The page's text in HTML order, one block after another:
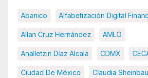
Abanico Alfabetización Digital
Allan Cruz Hernández AMLO
Analletzin Díaz Alcalá CDMX
Ciudad De México Claudia